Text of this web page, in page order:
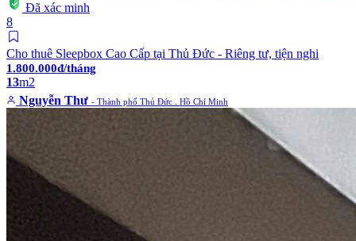
Đã xác minh
8
Cho thuê Sleepbox Cao Cấp tại Thủ Đức - Riêng tư, tiện nghi
1.800.000đ/tháng
13m2
Nguyễn Thư - Thành phố Thủ Đức . Hồ Chí Minh